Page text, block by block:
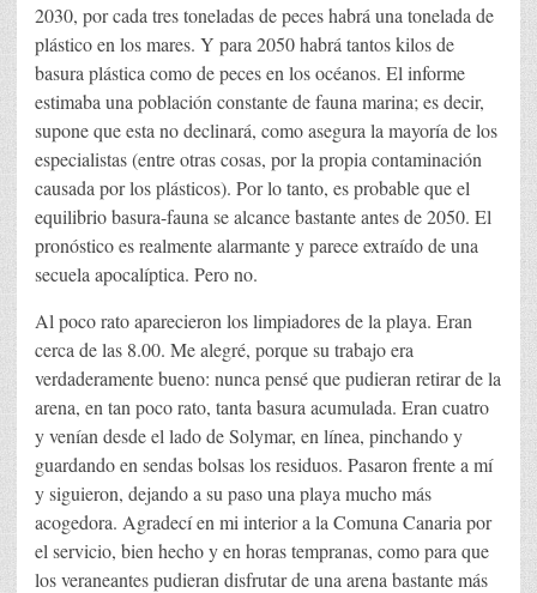
2030, por cada tres toneladas de peces habrá una tonelada de
plástico en los mares. Y para 2050 habrá tantos kilos de
basura plástica como de peces en los océanos. El informe
estimaba una población constante de fauna marina; es decir,
supone que esta no declinará, como asegura la mayoría de los
especialistas (entre otras cosas, por la propia contaminación
causada por los plásticos). Por lo tanto, es probable que el
equilibrio basura-fauna se alcance bastante antes de 2050. El
pronóstico es realmente alarmante y parece extraído de una
secuela apocalíptica. Pero no.
Al poco rato aparecieron los limpiadores de la playa. Eran
cerca de las 8.00. Me alegré, porque su trabajo era
verdaderamente bueno: nunca pensé que pudieran retirar de la
arena, en tan poco rato, tanta basura acumulada. Eran cuatro
y venían desde el lado de Solymar, en línea, pinchando y
guardando en sendas bolsas los residuos. Pasaron frente a mí
y siguieron, dejando a su paso una playa mucho más
acogedora. Agradecí en mi interior a la Comuna Canaria por
el servicio, bien hecho y en horas tempranas, como para que
los veraneantes pudieran disfrutar de una arena bastante más